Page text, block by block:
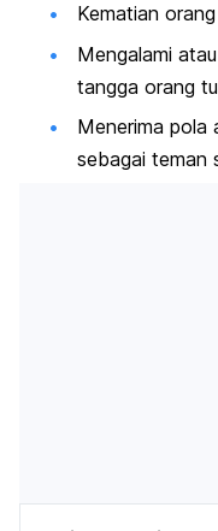
Kematian
Mengalami
tangga orang
Menerima pola
sebagai teman